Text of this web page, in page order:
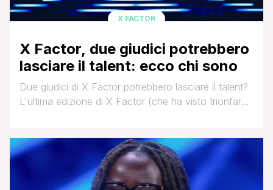
X FACTOR
X Factor, due giudici potrebbero
lasciare il talent: ecco chi sono
Due giudici di X Factor potrebbero lasciare il talent?
L'ultima edizione di X Factor (che ha visto trionfare
Manuel Agnelli, Paola Iezzi, Achille Lauro e Jake La
Furia con la conduzione di Giorgia è stato
l'esperimento più riuscito, questa edizione è stata la